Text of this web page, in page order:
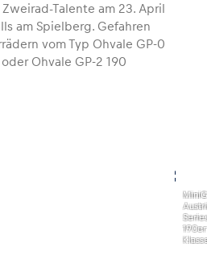
Talente am 23. April
am Spielberg. Gefahren
vom Typ Ohvale GP-0
Ohvale GP-2 190
,
190er